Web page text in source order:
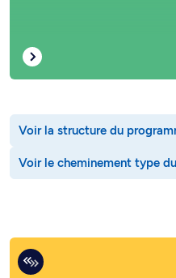
Voir la structure du
Voir le cheminement type